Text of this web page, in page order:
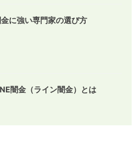
金に強い専門家の選び方
闇金（ライン闇金）とは